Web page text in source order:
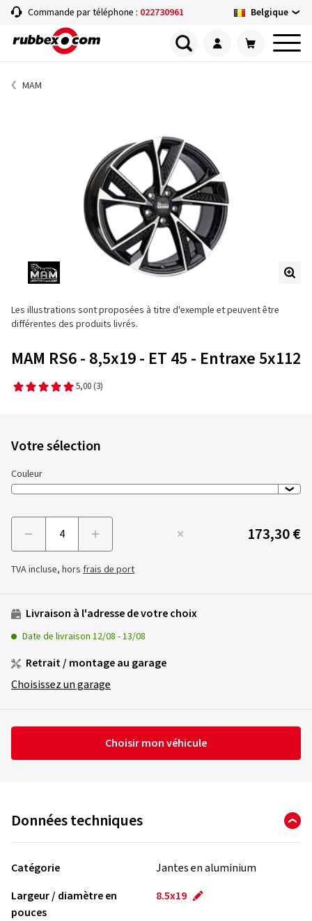
Commande par téléphone : 022730961 Belgique
MAM
Les illustrations sont proposées à titre d'exemple et peuvent être
différentes des produits livrés.
MAM RS6 - 8,5x19 - ET 45 - Entraxe 5x112
5,00 (3)
Votre sélection
Couleur
173,30 €
TVA incluse, hors frais de port
Livraison à l'adresse de votre choix
Date de livraison 12/08 -13/08
Retrait / montage au garage
Choisissez un garage
Choisir mon véhicule
Données techniques
Catégorie
Jantes en aluminium
Largeur / diamètre en
pouces
8.5x19